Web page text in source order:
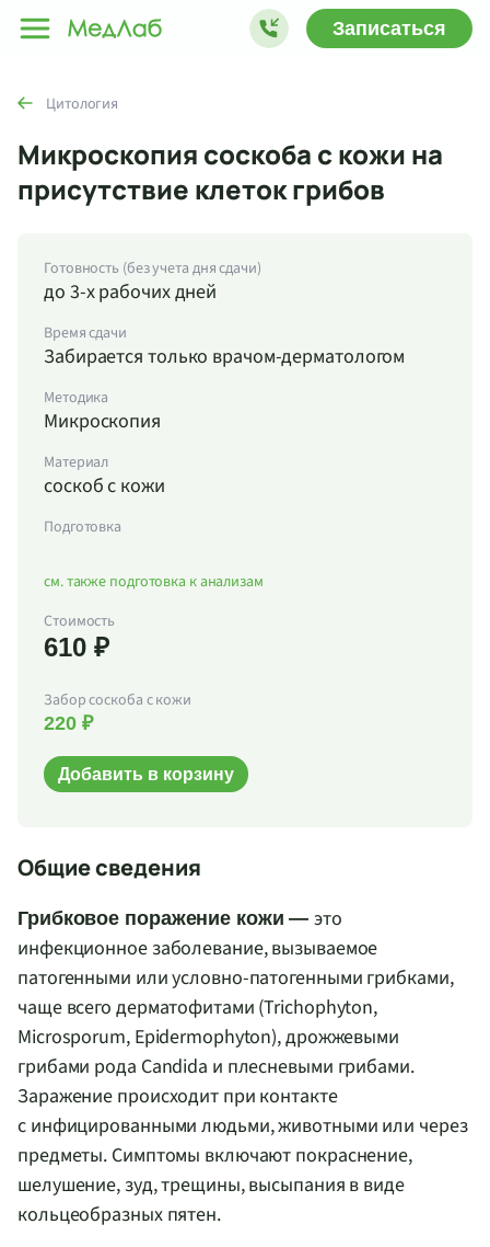
Записаться
Цитология
Микроскопия соскоба с кожи на
присутствие клеток грибов
Общие сведения
Грибковое поражение кожи —это
инфекционное заболевание, вызываемое
патогенными или условно-патогенными грибками,
чаще всего дерматофитами (Trichophyton,
Microsporum, Epidermophyton), дрожжевыми
грибами рода Candida и плесневыми грибами.
Заражение происходит при контакте
с инфицированными людьми, животными или через
предметы. Симптомы включают покраснение,
шелушение, зуд, трещины, высыпания в виде
кольцеобразных пятен.
Готовность (без учета дня сдачи)
до 3-х рабочих дней
Время сдачи
Забирается только врачом-дерматологом
Методика
Микроскопия
Материал
соскоб с кожи
Подготовка
см. также подготовка к анализам
Стоимость
610 ₽
Забор соскоба с кожи
220 ₽
Добавить в корзину